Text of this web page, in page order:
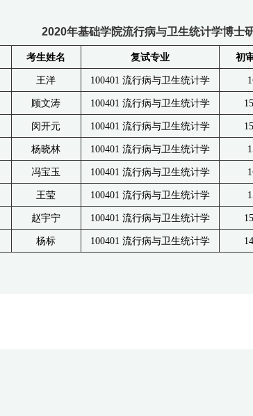
2020年基础学院流行病与卫生统计学博士
考生姓名 复试专业 初
王洋 100401 流行病与卫生统计学
顾文涛 100401 流行病与卫生统计学
闵开元 100401 流行病与卫生统计学
杨晓林 100401 流行病与卫生统计学
冯宝玉 100401 流行病与卫生统计学
王莹 100401 流行病与卫生统计学
赵宇宁 100401 流行病与卫生统计学
杨标 100401 流行病与卫生统计学